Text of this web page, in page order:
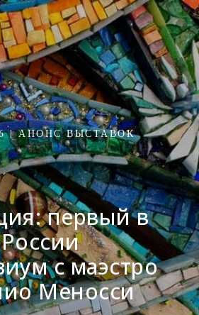
| АНОНС ВЫСТАВОК
первый в
России
с маэстро
Меносси